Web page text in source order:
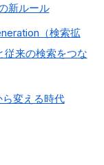
新ルール
（検索拡
従来の検索をつな
変える時代